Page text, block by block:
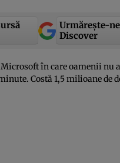
Urmărește-
Discover
Microsoft în care oamenii nu
Costă 1,5 milioane de